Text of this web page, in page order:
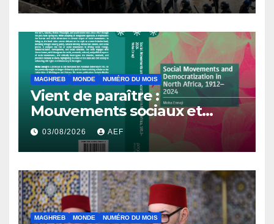
MAGHREB MONDE NUMÉRO DU MOIS
Vient de paraître :
Mouvements sociaux et
démocratisation en Afrique
du Nord, 1912-2024
03/08/2026 AEF
MAGHREB MONDE NUMÉRO DU MOIS